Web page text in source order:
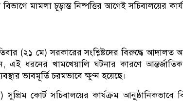
মামলা চূড়ান্ত নিষ্পত্তির আগেই সচিবালয়ের
(২১ মে) সরকারের সংশ্লিষ্টদের বিরুদ্ধে
ধরনের খামখেয়ালি ঘটনার কারণে আন্তর্জাতিক
ভাবমূর্তি চরমভাবে ক্ষুণ্ন হয়েছে।
কোর্ট সচিবালয়ের কার্যক্রম আনুষ্ঠানিকভাবে